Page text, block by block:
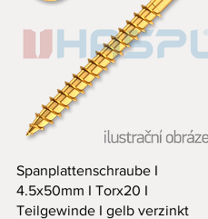
Schnellansicht
Spanplattenschraube I
4.5x50mm I Torx20 I
Teilgewinde I gelb verzinkt